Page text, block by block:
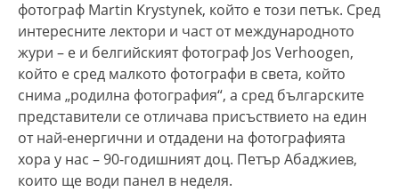
фотограф Martin Krystynek, който е този петък. Сред
интересните лектори и част от международното
жури – е и белгийският фотограф Jos Verhoogen,
който е сред малкото фотографи в света, който
снима „родилна фотография“, а сред българските
представители се отличава присъствието на един
от най-енергични и отдадени на фотографията
хора у нас – 90-годишният доц. Петър Абаджиев,
които ще води панел в неделя.